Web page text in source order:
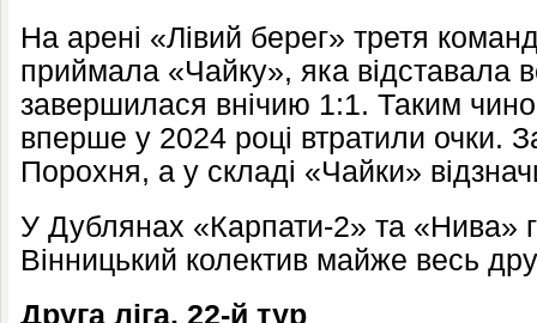
На арені «Лівий берег» третя
приймала «Чайку», яка відставала
завершилася внічию 1:1. Таким
вперше у 2024 році втратили очки.
Порохня, а у складі «Чайки»
У Дублянах «Карпати-2» та «Нива»
Вінницький колектив майже весь
Друга ліга. 22-й тур